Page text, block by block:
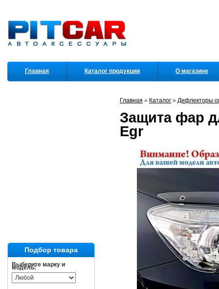
Главная » Каталог » Дефлекторы
Защита фар
Egr
Главная Каталог продукции О магазине
Подбор товара
Выберите марку и
модель: